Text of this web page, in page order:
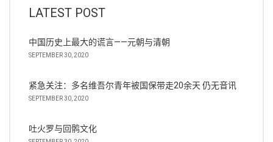
LATEST POST
中国历史上最大的谎言——元朝与清朝
SEPTEMBER 30, 2020
紧急关注：多名维吾尔青年被国保带走20余天 仍无音讯
SEPTEMBER 30, 2020
吐火罗与回鹘文化